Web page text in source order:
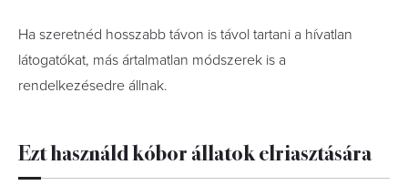
Ha szeretnéd hosszabb távon is távol tartani a hívatlan
látogatókat, más ártalmatlan módszerek is a
rendelkezésedre állnak.
Ezt használd kóbor állatok elriasztására